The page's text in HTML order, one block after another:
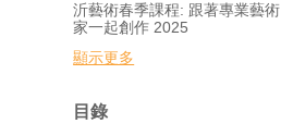
沂藝術春季課程: 跟著專業藝術
家一起創作 2025
顯示更多
目錄